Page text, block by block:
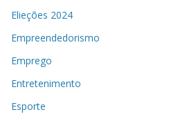
Elieções 2024
Empreendedorismo
Emprego
Entretenimento
Esporte